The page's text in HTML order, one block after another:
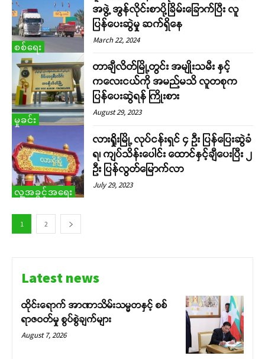
စစ်ရေး
အဖွဲ့ အွန်လိုင်းစာပို့ခြိမ်းခြောက်ပြီး လူ
ပြန်ပေးဆွဲမှု ဆက်ရှိနေ
March 22, 2024
မှုခင်း
တာချီလိတ်မြို့တွင်း အမျိုးသမီး နှင့်
ကလေးငယ်ကို အမည်မသိ လူတစုက
ပြန်ပေးဆွဲရန် ကြိုးစား
August 29, 2023
လူ့အခွင့်အရေး
လားရှိုးမြို့ လုပ်ငန်းရှင် ၄ ဦး ပြန်ပြေးဆွဲခံ
ရ၊ ကျပ်သိန်းပေါင်း ထောင်နှင့်ချီပေးပြီး ၂
ဦး ပြန်လွတ်မြောက်လာ
July 29, 2023
1 2
Latest news
ထိုင်းရောက် အာဏာသိမ်းသမ္မတနှင့် စစ်
ရာဇဝတ်မှု စွပ်စွဲချက်များ
August 7, 2026